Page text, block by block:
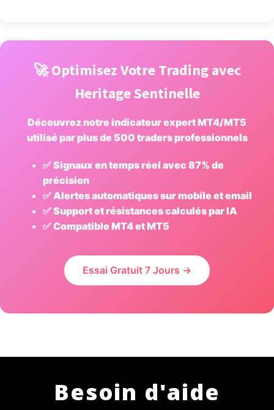
🚀 Optimisez Votre Trading avec
Heritage Sentinelle
Découvrez notre indicateur expert MT4/MT5
utilisé par plus de 500 traders professionnels
✅ Signaux en temps réel avec 87% de
précision
✅ Alertes automatiques sur mobile et email
✅ Support et résistances calculés par IA
✅ Compatible MT4 et MT5
Essai Gratuit 7 Jours →
Besoin d'aide